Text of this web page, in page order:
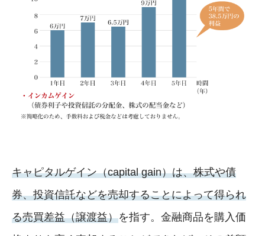
キャピタルゲイン（capital gain）は、株式や債
券、投資信託などを売却することによって得られ
る売買差益（譲渡益）を指す。金融商品を購入価